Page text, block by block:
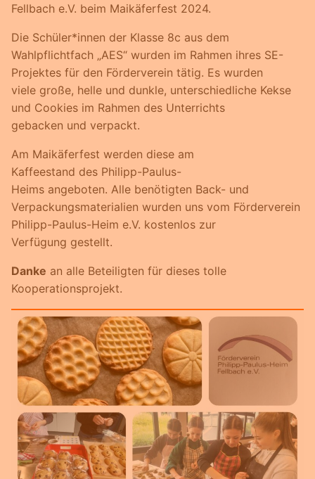
Fellbach e.V. beim Maikäferfest 2024.
Die Schüler*innen der Klasse 8c aus dem
Wahlpflichtfach „AES“ wurden im Rahmen ihres SE-
Projektes für den Förderverein tätig. Es wurden
viele große, helle und dunkle, unterschiedliche Kekse
und Cookies im Rahmen des Unterrichts
gebacken und verpackt.
Am Maikäferfest werden diese am
Kaffeestand des Philipp-Paulus-
Heims angeboten. Alle benötigten Back- und
Verpackungsmaterialien wurden uns vom Förderverein
Philipp-Paulus-Heim e.V. kostenlos zur
Verfügung gestellt.
Danke an alle Beteiligten für dieses tolle
Kooperationsprojekt.